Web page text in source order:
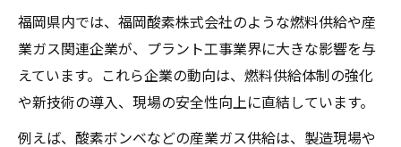
福岡県内では、福岡酸素株式会社のような燃料供給や産
業ガス関連企業が、プラント工事業界に大きな影響を与
えています。これら企業の動向は、燃料供給体制の強化
や新技術の導入、現場の安全性向上に直結しています。
例えば、酸素ボンベなどの産業ガス供給は、製造現場や